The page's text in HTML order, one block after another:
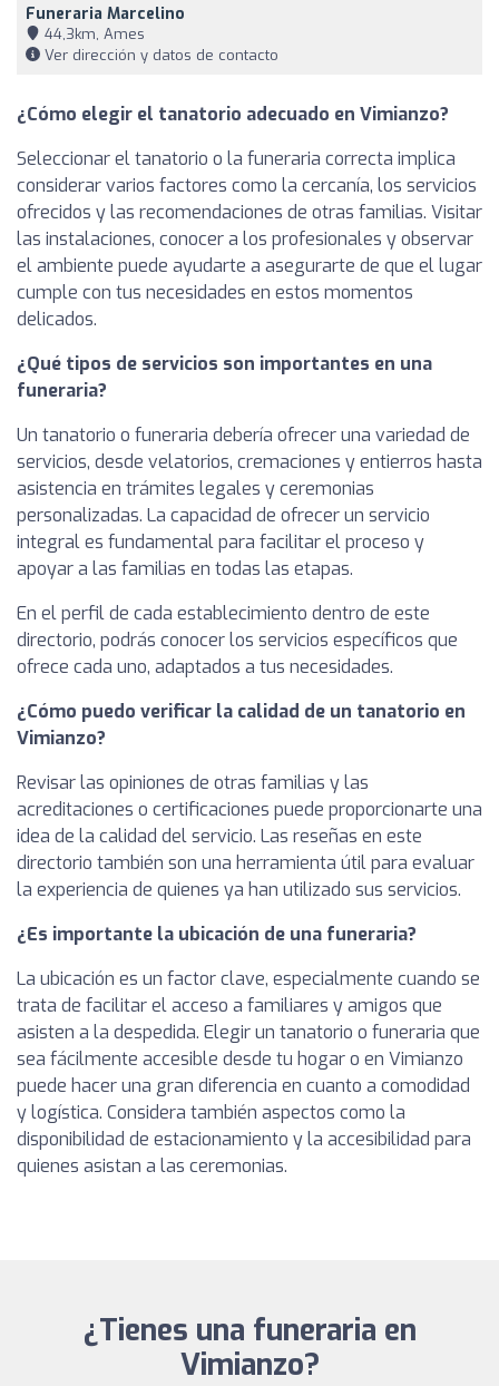
Funeraria Marcelino
44,3km, Ames
Ver dirección y datos de contacto
¿Cómo elegir el tanatorio adecuado en Vimianzo?
Seleccionar el tanatorio o la funeraria correcta implica
considerar varios factores como la cercanía, los servicios
ofrecidos y las recomendaciones de otras familias. Visitar
las instalaciones, conocer a los profesionales y observar
el ambiente puede ayudarte a asegurarte de que el lugar
cumple con tus necesidades en estos momentos
delicados.
¿Qué tipos de servicios son importantes en una
funeraria?
Un tanatorio o funeraria debería ofrecer una variedad de
servicios, desde velatorios, cremaciones y entierros hasta
asistencia en trámites legales y ceremonias
personalizadas. La capacidad de ofrecer un servicio
integral es fundamental para facilitar el proceso y
apoyar a las familias en todas las etapas.
En el perfil de cada establecimiento dentro de este
directorio, podrás conocer los servicios específicos que
ofrece cada uno, adaptados a tus necesidades.
¿Cómo puedo verificar la calidad de un tanatorio en
Vimianzo?
Revisar las opiniones de otras familias y las
acreditaciones o certificaciones puede proporcionarte una
idea de la calidad del servicio. Las reseñas en este
directorio también son una herramienta útil para evaluar
la experiencia de quienes ya han utilizado sus servicios.
¿Es importante la ubicación de una funeraria?
La ubicación es un factor clave, especialmente cuando se
trata de facilitar el acceso a familiares y amigos que
asisten a la despedida. Elegir un tanatorio o funeraria que
sea fácilmente accesible desde tu hogar o en Vimianzo
puede hacer una gran diferencia en cuanto a comodidad
y logística. Considera también aspectos como la
disponibilidad de estacionamiento y la accesibilidad para
quienes asistan a las ceremonias.
¿Tienes una funeraria en
Vimianzo?